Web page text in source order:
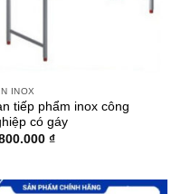
INOX
tiếp phẩm inox công
có gáy
₫